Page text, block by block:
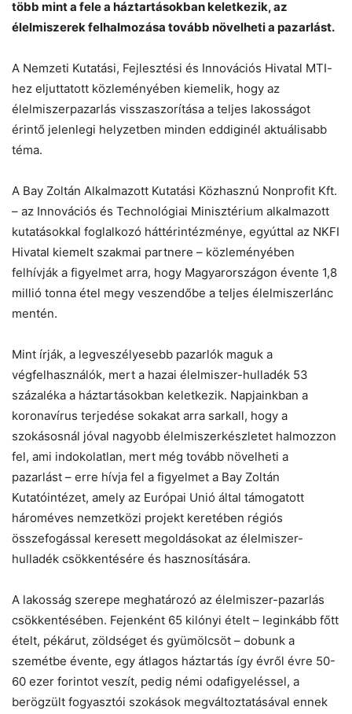
több mint a fele a háztartásokban keletkezik, az
élelmiszerek felhalmozása tovább növelheti a pazarlást.
A Nemzeti Kutatási, Fejlesztési és Innovációs Hivatal MTI-
hez eljuttatott közleményében kiemelik, hogy az
élelmiszerpazarlás visszaszorítása a teljes lakosságot
érintő jelenlegi helyzetben minden eddiginél aktuálisabb
téma.
A Bay Zoltán Alkalmazott Kutatási Közhasznú Nonprofit Kft.
– az Innovációs és Technológiai Minisztérium alkalmazott
kutatásokkal foglalkozó háttérintézménye, egyúttal az NKFI
Hivatal kiemelt szakmai partnere – közleményében
felhívják a figyelmet arra, hogy Magyarországon évente 1,8
millió tonna étel megy veszendőbe a teljes élelmiszerlánc
mentén.
Mint írják, a legveszélyesebb pazarlók maguk a
végfelhasználók, mert a hazai élelmiszer-hulladék 53
százaléka a háztartásokban keletkezik. Napjainkban a
koronavírus terjedése sokakat arra sarkall, hogy a
szokásosnál jóval nagyobb élelmiszerkészletet halmozzon
fel, ami indokolatlan, mert még tovább növelheti a
pazarlást – erre hívja fel a figyelmet a Bay Zoltán
Kutatóintézet, amely az Európai Unió által támogatott
hároméves nemzetközi projekt keretében régiós
összefogással keresett megoldásokat az élelmiszer-
hulladék csökkentésére és hasznosítására.
A lakosság szerepe meghatározó az élelmiszer-pazarlás
csökkentésében. Fejenként 65 kilónyi ételt – leginkább főtt
ételt, pékárut, zöldséget és gyümölcsöt – dobunk a
szemétbe évente, egy átlagos háztartás így évről évre 50-
60 ezer forintot veszít, pedig némi odafigyeléssel, a
berögzült fogyasztói szokások megváltoztatásával ennek
Chat Mr wAIste Close